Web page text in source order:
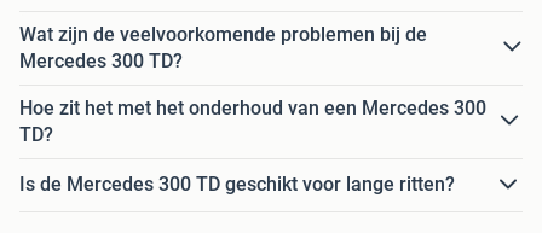
Wat zijn de veelvoorkomende problemen bij de
Mercedes 300 TD?
Hoe zit het met het onderhoud van een Mercedes 300
TD?
Is de Mercedes 300 TD geschikt voor lange ritten?